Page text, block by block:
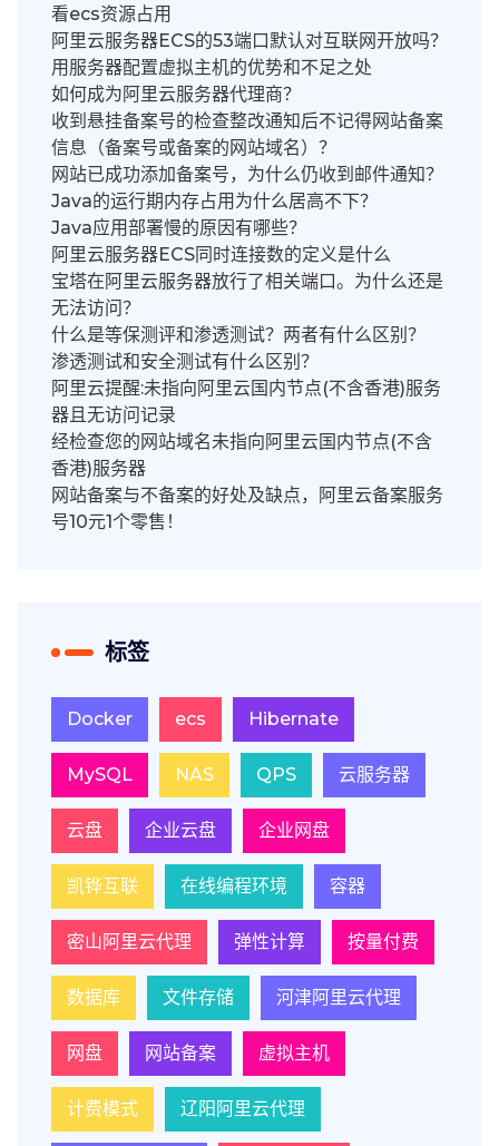
看ecs资源占用
阿里云服务器ECS的53端口默认对互联网开放吗？
用服务器配置虚拟主机的优势和不足之处
如何成为阿里云服务器代理商？
收到悬挂备案号的检查整改通知后不记得网站备案
信息（备案号或备案的网站域名）？
网站已成功添加备案号，为什么仍收到邮件通知？
Java的运行期内存占用为什么居高不下？
Java应用部署慢的原因有哪些？
阿里云服务器ECS同时连接数的定义是什么
宝塔在阿里云服务器放行了相关端口。为什么还是
无法访问？
什么是等保测评和渗透测试？两者有什么区别？
渗透测试和安全测试有什么区别？
阿里云提醒:未指向阿里云国内节点(不含香港)服务
器且无访问记录
经检查您的网站域名未指向阿里云国内节点(不含
香港)服务器
网站备案与不备案的好处及缺点，阿里云备案服务
号10元1个零售！
标签
Docker ecs Hibernate
MySQL NAS QPS 云服务器
云盘 企业云盘 企业网盘
凯铧互联 在线编程环境 容器
密山阿里云代理 弹性计算 按量付费
数据库 文件存储 河津阿里云代理
网盘 网站备案 虚拟主机
计费模式 辽阳阿里云代理